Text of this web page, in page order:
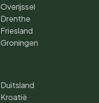
Overijssel
Drenthe
Friesland
Groningen
Duitsland
Kroatië